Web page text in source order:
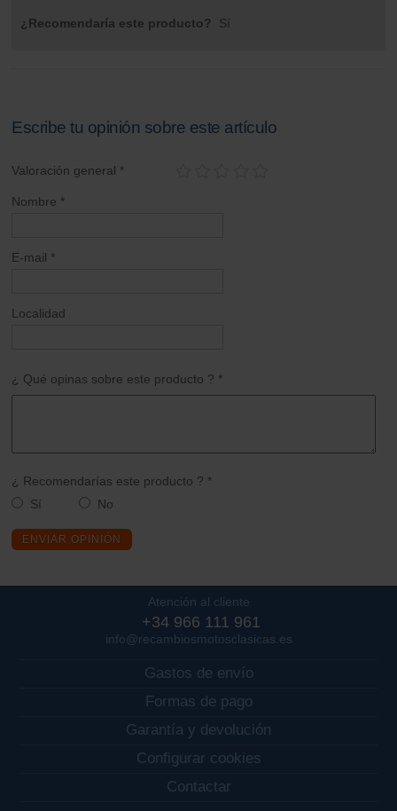
¿Recomendaría este producto? Sí
Escribe tu opinión sobre este artículo
Valoración general *
Nombre *
E-mail *
Localidad
¿ Qué opinas sobre este producto ? *
¿ Recomendarías este producto ? *
Sí
No
ENVIAR OPINIÓN
Atención al cliente
+34 966 111 961
info@recambiosmotosclasicas.es
Gastos de envío
Formas de pago
Garantía y devolución
Configurar cookies
Contactar